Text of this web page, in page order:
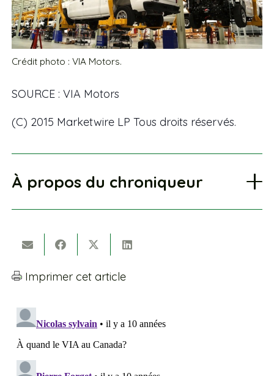
Crédit photo : VIA Motors.
SOURCE : VIA Motors
(C) 2015 Marketwire LP Tous droits réservés.
À propos du chroniqueur
Imprimer cet article